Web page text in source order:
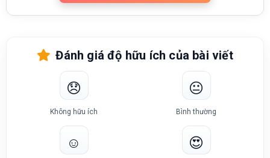
Đánh giá độ hữu ích của bài viết
😞
Không hữu ích
😐
Bình thường
☺️ 😍